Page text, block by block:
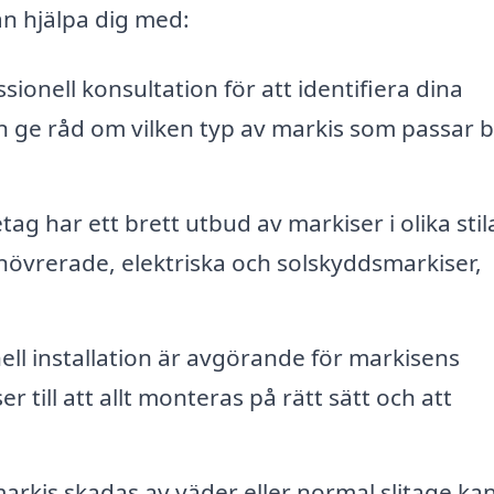
hjälpa dig med:
konsultation för att identifiera dina
ge råd om vilken typ av markis som passar
har ett brett utbud av markiser i olika
elektriska och solskyddsmarkiser,
installation är avgörande för markisens
till att allt monteras på rätt sätt och att